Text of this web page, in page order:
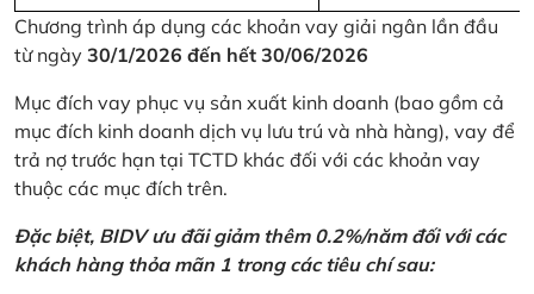
Chương trình áp dụng các khoản vay giải ngân lần đầu
từ ngày 30/1/2026 đến hết 30/06/2026
Mục đích vay phục vụ sản xuất kinh doanh (bao gồm cả
mục đích kinh doanh dịch vụ lưu trú và nhà hàng), vay để
trả nợ trước hạn tại TCTD khác đối với các khoản vay
thuộc các mục đích trên.
Đặc biệt, BIDV ưu đãi giảm thêm 0.2%/năm đối với các
khách hàng thỏa mãn 1 trong các tiêu chí sau: